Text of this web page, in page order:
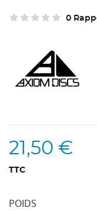
0
21,50 €
TTC
POIDS